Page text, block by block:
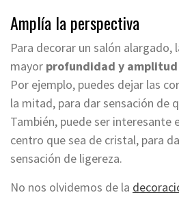
Amplía la perspectiva
Para decorar un salón alargado,
mayor profundidad y
Por ejemplo, puedes dejar las
la mitad, para dar sensación de
También, puede ser interesante
centro que sea de cristal, para
sensación de ligereza.
No nos olvidemos de la